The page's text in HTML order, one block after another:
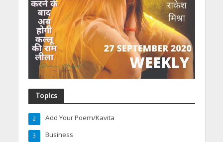
Topics
Add Your Poem/Kavita
2
Business
3